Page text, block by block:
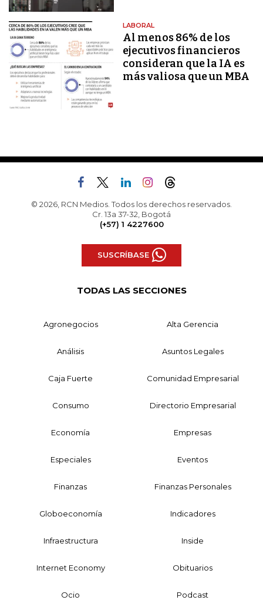
LABORAL
Al menos 86% de los
ejecutivos financieros
consideran que la IA es
más valiosa que un MBA
© 2026, RCN Medios. Todos los derechos reservados.
Cr. 13a 37-32, Bogotá
(+57) 1 4227600
SUSCRÍBASE
TODAS LAS SECCIONES
Agronegocios Alta Gerencia
Análisis Asuntos Legales
Caja Fuerte Comunidad Empresarial
Consumo Directorio Empresarial
Economía Empresas
Especiales Eventos
Finanzas Finanzas Personales
Globoeconomía Indicadores
Infraestructura Inside
Internet Economy Obituarios
Ocio Podcast